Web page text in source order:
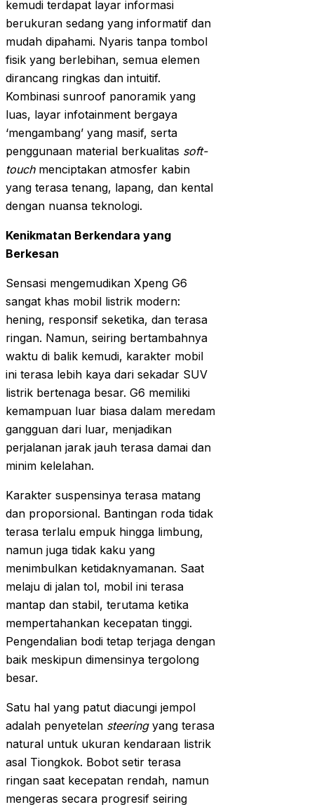
kemudi terdapat layar informasi
berukuran sedang yang informatif dan
mudah dipahami. Nyaris tanpa tombol
fisik yang berlebihan, semua elemen
dirancang ringkas dan intuitif.
Kombinasi sunroof panoramik yang
luas, layar infotainment bergaya
‘mengambang’ yang masif, serta
penggunaan material berkualitas soft-
touchmenciptakan atmosfer kabin
yang terasa tenang, lapang, dan kental
dengan nuansa teknologi.
Kenikmatan Berkendara yang
Berkesan
Sensasi mengemudikan Xpeng G6
sangat khas mobil listrik modern:
hening, responsif seketika, dan terasa
ringan. Namun, seiring bertambahnya
waktu di balik kemudi, karakter mobil
ini terasa lebih kaya dari sekadar SUV
listrik bertenaga besar. G6 memiliki
kemampuan luar biasa dalam meredam
gangguan dari luar, menjadikan
perjalanan jarak jauh terasa damai dan
minim kelelahan.
Karakter suspensinya terasa matang
dan proporsional. Bantingan roda tidak
terasa terlalu empuk hingga limbung,
namun juga tidak kaku yang
menimbulkan ketidaknyamanan. Saat
melaju di jalan tol, mobil ini terasa
mantap dan stabil, terutama ketika
mempertahankan kecepatan tinggi.
Pengendalian bodi tetap terjaga dengan
baik meskipun dimensinya tergolong
besar.
Satu hal yang patut diacungi jempol
adalah penyetelan steeringyang terasa
natural untuk ukuran kendaraan listrik
asal Tiongkok. Bobot setir terasa
ringan saat kecepatan rendah, namun
mengeras secara progresif seiring